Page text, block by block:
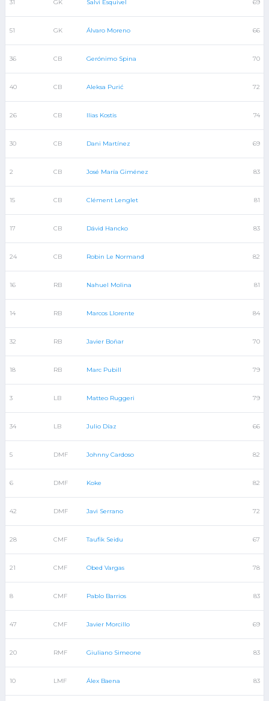
31 GK Salvi Esquivel 69
51 GK Álvaro Moreno 66
36 CB Gerónimo Spina 70
40 CB Aleksa Purić 72
26 CB Ilias Kostis 74
30 CB Dani Martínez 69
2 CB José María Giménez 83
15 CB Clément Lenglet 81
17 CB Dávid Hancko 83
24 CB Robin Le Normand 82
16 RB Nahuel Molina 81
14 RB Marcos Llorente 84
32 RB Javier Boñar 70
18 RB Marc Pubill 79
3 LB Matteo Ruggeri 79
34 LB Julio Díaz 66
5 DMF Johnny Cardoso 82
6 DMF Koke 82
42 DMF Javi Serrano 72
28 CMF Taufik Seidu 67
21 CMF Obed Vargas 78
8 CMF Pablo Barrios 83
47 CMF Javier Morcillo 69
20 RMF Giuliano Simeone 83
10 LMF Álex Baena 83